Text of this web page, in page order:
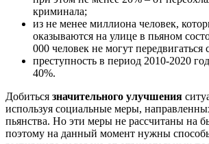
криминала;
из не менее миллиона человек,
оказываются на улице в пьяном
000 человек не могут передвигаться
преступность в период 2010-2020
40%.
Добиться значительного улучшения
используя социальные меры,
пьянства. Но эти меры не рассчитаны на
поэтому на данный момент нужны